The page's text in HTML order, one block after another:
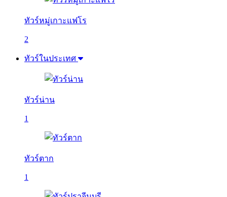
ทัวร์หมู่เกาะแฟโร
2
ทัวร์ในประเทศ
ทัวร์น่าน
1
ทัวร์ตาก
1